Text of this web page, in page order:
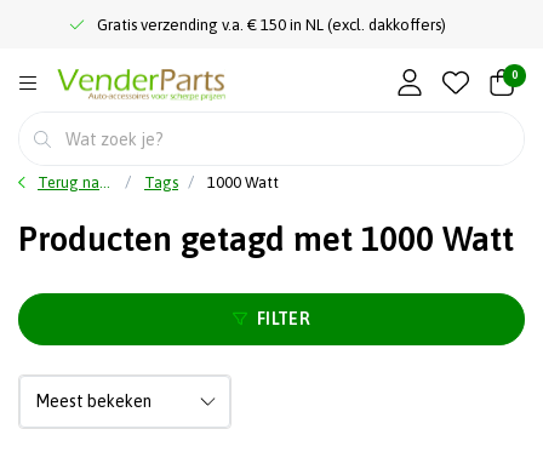
Gratis verzending v.a. € 150 in NL (excl. dakkoffers)
0
Terug naar home Tags 1000 Watt
Producten getagd met 1000 Watt
FILTER